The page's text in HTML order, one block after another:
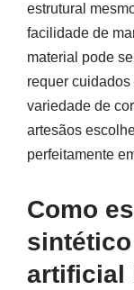
estrutural
facilidade de
material pode
requer
variedade de
artesãos
perfeitamente
Como
artificial